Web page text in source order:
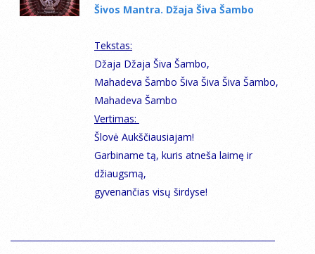
Šivos Mantra. Džaja Šiva Šambo
Тekstas:
Džaja Džaja Šiva Šambo,
Mahadeva Šambo Šiva Šiva Šiva Šambo,
Mahadeva Šambo
Vertimas:
Šlovė Aukščiausiajam!
Garbiname tą, kuris atneša laimę ir
džiaugsmą,
gyvenančias visų širdyse!